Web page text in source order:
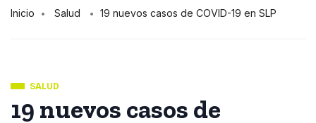
Inicio Salud 19 nuevos casos de COVID-19 en SLP
SALUD
19 nuevos casos de